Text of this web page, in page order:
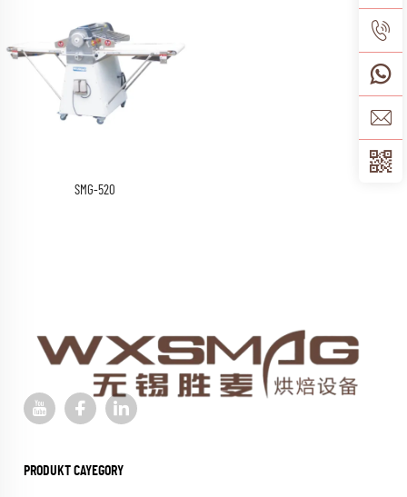
SMG-520
PRODUKT CAYEGORY